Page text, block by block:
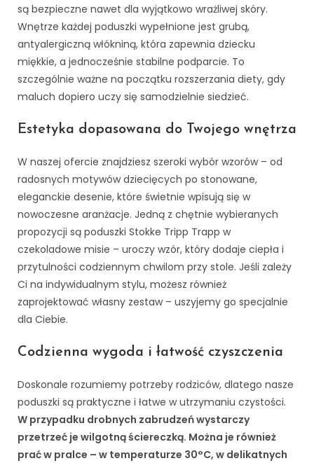
są bezpieczne nawet dla wyjątkowo wrażliwej skóry.
Wnętrze każdej poduszki wypełnione jest grubą,
antyalergiczną włókniną, która zapewnia dziecku
miękkie, a jednocześnie stabilne podparcie. To
szczególnie ważne na początku rozszerzania diety, gdy
maluch dopiero uczy się samodzielnie siedzieć.
Estetyka dopasowana do Twojego wnętrza
W naszej ofercie znajdziesz szeroki wybór wzorów – od
radosnych motywów dziecięcych po stonowane,
eleganckie desenie, które świetnie wpisują się w
nowoczesne aranżacje. Jedną z chętnie wybieranych
propozycji są poduszki Stokke Tripp Trapp w
czekoladowe misie – uroczy wzór, który dodaje ciepła i
przytulności codziennym chwilom przy stole. Jeśli zależy
Ci na indywidualnym stylu, możesz również
zaprojektować własny zestaw – uszyjemy go specjalnie
dla Ciebie.
Codzienna wygoda i łatwość czyszczenia
Doskonale rozumiemy potrzeby rodziców, dlatego nasze
poduszki są praktyczne i łatwe w utrzymaniu czystości.
W przypadku drobnych zabrudzeń wystarczy
przetrzeć je wilgotną ściereczką. Można je również
prać w pralce – w temperaturze 30°C, w delikatnych